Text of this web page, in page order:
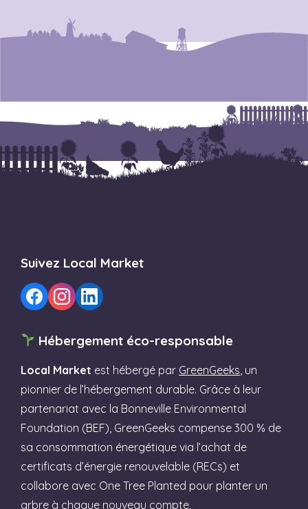
Suivez Local Market
Hébergement éco-responsable
Local Market est hébergé par GreenGeeks , un
pionnier de l’hébergement durable. Grâce à leur
partenariat avec la Bonneville Environmental
Foundation (BEF), GreenGeeks compense 300 % de
sa consommation énergétique via l’achat de
certificats d’énergie renouvelable (RECs) et
collabore avec One Tree Planted pour planter un
arbre à chaque nouveau compte.